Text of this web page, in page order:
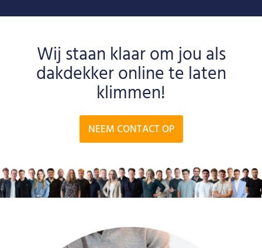
Wij staan klaar om jou als
dakdekker online te laten
klimmen!
NEEM CONTACT OP